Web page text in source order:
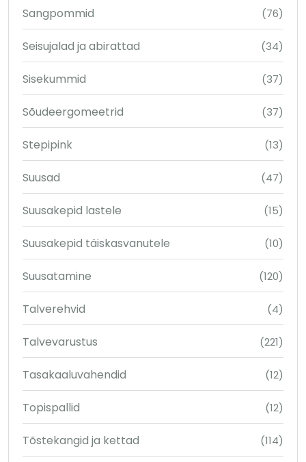
Sangpommid (76)
Seisujalad ja abirattad (34)
Sisekummid (37)
Sõudeergomeetrid (37)
Stepipink (13)
Suusad (47)
Suusakepid lastele (15)
Suusakepid täiskasvanutele (10)
Suusatamine (120)
Talverehvid (4)
Talvevarustus (221)
Tasakaaluvahendid (12)
Topispallid (12)
Tõstekangid ja kettad (114)